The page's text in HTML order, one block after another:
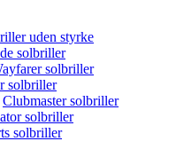
uden styrke
solbriller
solbriller
solbriller
Clubmaster solbriller
solbriller
solbriller